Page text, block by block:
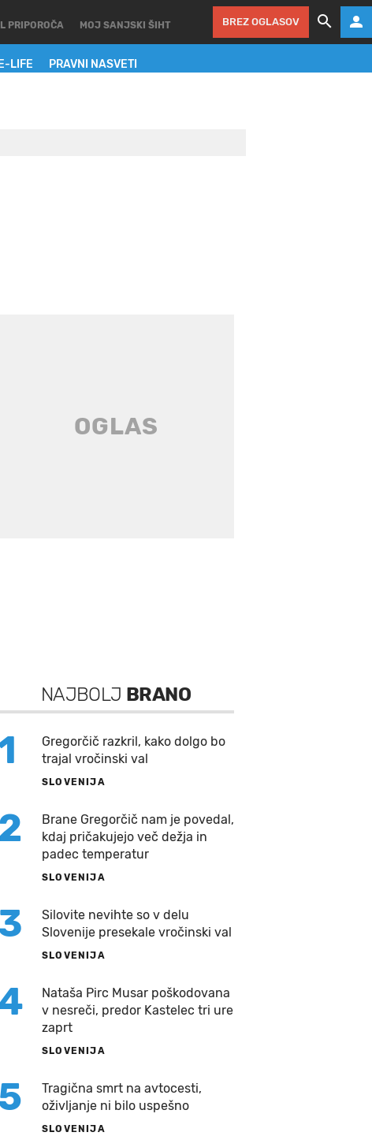
E-LIFE PRAVNI NASVETI
PRIPOROČA MOJ SANJSKI ŠIHT BREZ OGLASOV
NAJBOLJ BRANO
Gregorčič razkril, kako dolgo bo
trajal vročinski val
SLOVENIJA
2
Brane Gregorčič nam je povedal,
kdaj pričakujejo več dežja in
padec temperatur
SLOVENIJA
Silovite nevihte so v delu
Slovenije presekale vročinski val
SLOVENIJA
Nataša Pirc Musar poškodovana
v nesreči, predor Kastelec tri ure
zaprt
SLOVENIJA
Tragična smrt na avtocesti,
oživljanje ni bilo uspešno
SLOVENIJA